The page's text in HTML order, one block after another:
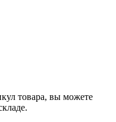
товара, вы можете